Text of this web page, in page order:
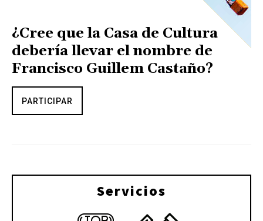
¿Cree que la Casa de Cultura
debería llevar el nombre de
Francisco Guillem Castaño?
PARTICIPAR
Servicios